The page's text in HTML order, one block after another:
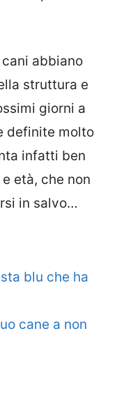
abbiano
struttura e
giorni a
definite molto
infatti ben
età, che non
in salvo…
blu che ha
cane a non